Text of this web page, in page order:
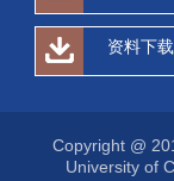
资料下载
Copyright @
University of